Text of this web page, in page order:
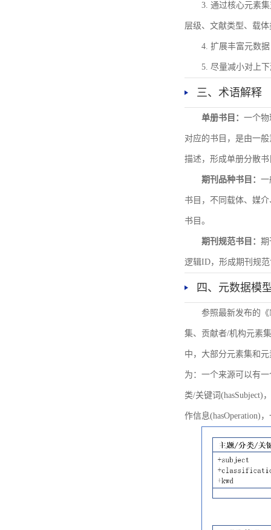
3. 通过核心元素
层级、文献类型、载
4. 扩展丰富元数
5. 尽量减小对上
三、术语解释
单册书目： 一个
对应的书目，是由一
描述，形成单册分散
期刊品种书目： 一
书目，不同载体、媒
书目。
期刊规范书目： 期
逻辑ID，形成期刊规
四、元数据模
参照最新发布的
集、贡献者/机构元素
中，大部分元素集和
为：一个来源可以有
类/关键词(hasSubject)
作信息(hasOperation)